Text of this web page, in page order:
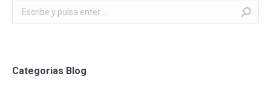
Categorias Blog